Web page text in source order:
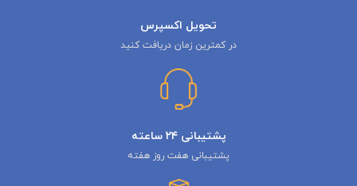
تحویل اکسپرس
در کمترین زمان دریافت کنید
پشتیبانی ۲۴ ساعته
پشتیبانی هفت روز هفته